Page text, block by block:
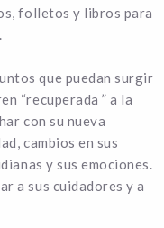
folletos y libros para
que puedan surgir
“recuperada ” a la
con su nueva
cambios en sus
y sus emociones.
a sus cuidadores y a